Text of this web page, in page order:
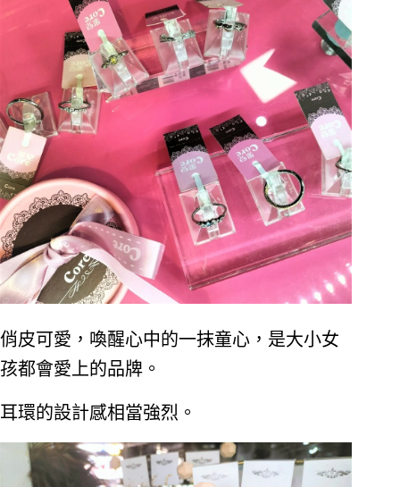
俏皮可愛，喚醒心中的一抹童心，是大小女
孩都會愛上的品牌。
耳環的設計感相當強烈。